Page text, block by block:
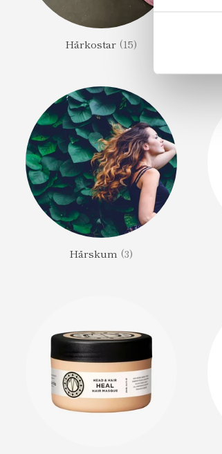
Hårkostar (15)
Hårskum (3)